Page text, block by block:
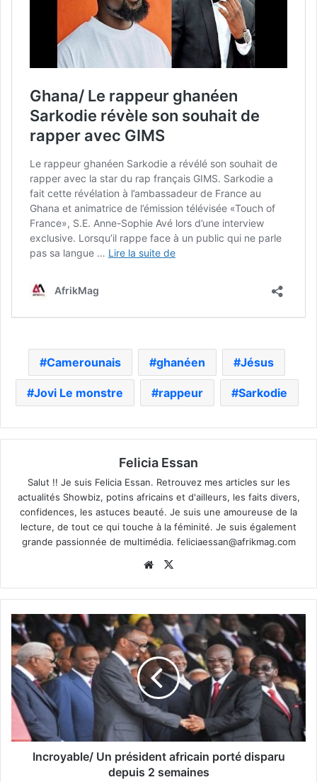
Camerounais ghanéen Jésus
Jovi Le monstre rappeur Sarkodie
Felicia Essan
Salut !! Je suis Felicia Essan. Retrouvez mes articles sur les
actualités Showbiz, potins africains et d'ailleurs, les faits divers,
confidences, les astuces beauté. Je suis une amoureuse de la
lecture, de tout ce qui touche à la féminité. Je suis également
grande passionnée de multimédia. feliciaessan@afrikmag.com
Website
Incroyable/ Un président africain porté disparu
depuis 2 semaines